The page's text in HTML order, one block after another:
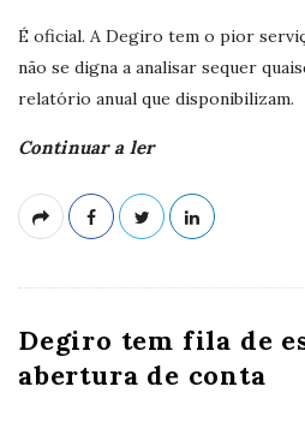
É oficial. A Degiro tem o pior
não se digna a analisar sequer
relatório anual que disponibilizam.
Continuar a ler
Degiro tem fila de
abertura de conta